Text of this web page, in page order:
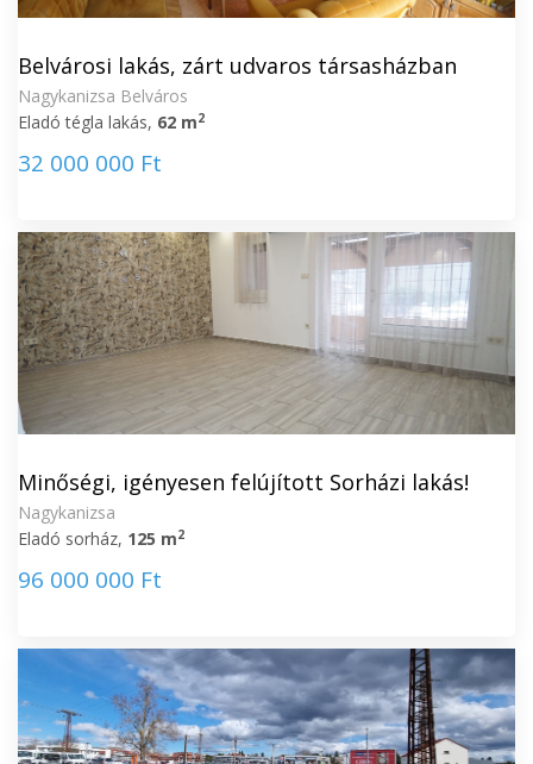
Belvárosi lakás, zárt udvaros társasházban
Nagykanizsa Belváros
Eladó tégla lakás, 62 m2
32 000 000 Ft
Minőségi, igényesen felújított Sorházi lakás!
Nagykanizsa
Eladó sorház, 125 m2
96 000 000 Ft